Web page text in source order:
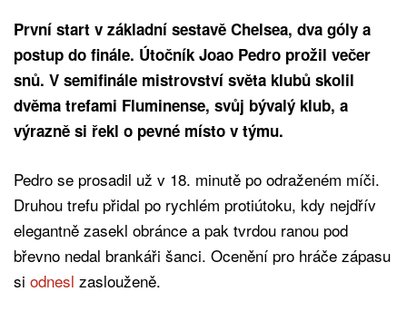
První start v základní sestavě Chelsea, dva góly a
postup do finále. Útočník Joao Pedro prožil večer
snů. V semifinále mistrovství světa klubů skolil
dvěma trefami Fluminense, svůj bývalý klub, a
výrazně si řekl o pevné místo v týmu.
Pedro se prosadil už v 18. minutě po odraženém míči.
Druhou trefu přidal po rychlém protiútoku, kdy nejdřív
elegantně zasekl obránce a pak tvrdou ranou pod
břevno nedal brankáři šanci. Ocenění pro hráče zápasu
si odnesl zaslouženě.